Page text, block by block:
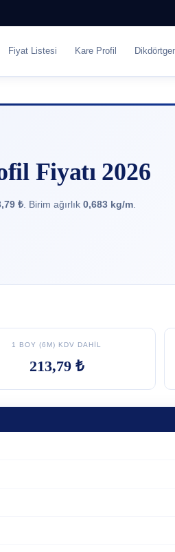
Fiyat Listesi Kare Profil
Fiyatı 2026
₺ . Birim ağırlık 0,683 kg/m
1 BOY (6M) KDV DAHIL
213,79 ₺